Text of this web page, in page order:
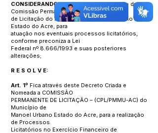
CONSIDERANDOa necessidade da criação da
Comissão Permanente
de Licitação do Município de Manoel Urbano
Estado do Acre, para
atuação nos eventuais processos licitatórios,
conforme preconiza a Lei
Federal nº 8.666/1993 e suas posteriores
alterações;
R E S O L V E:
Art. 1º Fica através deste Decreto Criada e
Nomeada a COMISSÃO
PERMANENTE DE LICITAÇÃO – (CPL/PMMU-AC) do
Município de
Manoel Urbano Estado do Acre, para a realização
de Processos
Licitatórios no Exercício Financeiro de